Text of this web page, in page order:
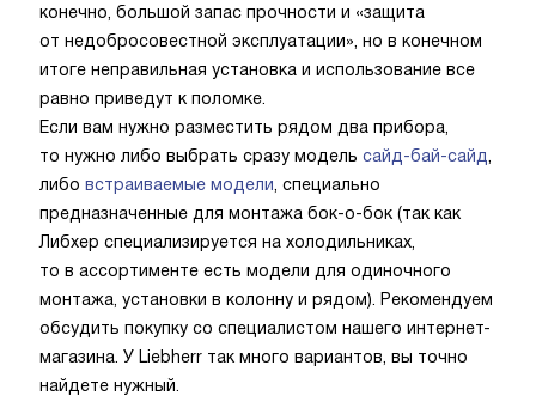
конечно, большой запас прочности и «защита
от недобросовестной эксплуатации», но в конечном
итоге неправильная установка и использование все
равно приведут к поломке.
Если вам нужно разместить рядом два прибора,
то нужно либо выбрать сразу модель сайд-бай-сайд
либо встраиваемые модели , специально
предназначенные для монтажа бок-о-бок (так как
Либхер специализируется на холодильниках,
то в ассортименте есть модели для одиночного
монтажа, установки в колонну и рядом). Рекомендуем
обсудить покупку со специалистом нашего интернет-
магазина. У Liebherr так много вариантов, вы точно
найдете нужный.